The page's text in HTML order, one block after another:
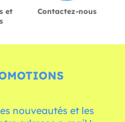
et
Contactez-nous
nouveautés et les